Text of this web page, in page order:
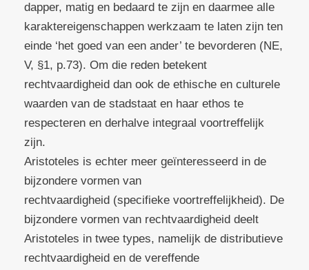
dapper, matig en bedaard te zijn en daarmee alle
karaktereigenschappen werkzaam te laten zijn ten
einde ‘het goed van een ander’ te bevorderen (NE,
V, §1, p.73). Om die reden betekent
rechtvaardigheid dan ook de ethische en culturele
waarden van de stadstaat en haar ethos te
respecteren en derhalve integraal voortreffelijk
zijn.
Aristoteles is echter meer geïnteresseerd in de
bijzondere vormen van
rechtvaardigheid (specifieke voortreffelijkheid). De
bijzondere vormen van rechtvaardigheid deelt
Aristoteles in twee types, namelijk de distributieve
rechtvaardigheid en de vereffende